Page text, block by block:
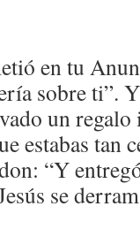
en tu
sobre ti”.
un
estabas tan
“Y
se